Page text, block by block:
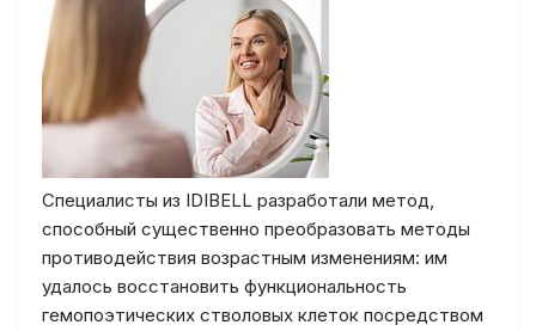
Специалисты из IDIBELL разработали метод,
способный существенно преобразовать методы
противодействия возрастным изменениям: им
удалось восстановить функциональность
гемопоэтических стволовых клеток посредством